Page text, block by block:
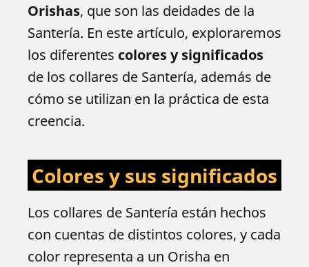
Orishas, que son las deidades de la
Santería. En este artículo, exploraremos
los diferentes colores y significados
de los collares de Santería, además de
cómo se utilizan en la práctica de esta
creencia.
Colores y sus significados
Los collares de Santería están hechos
con cuentas de distintos colores, y cada
color representa a un Orisha en